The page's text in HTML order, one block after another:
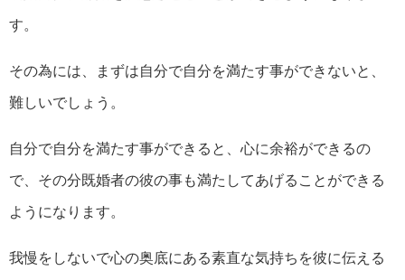
す。
その為には、まずは自分で自分を満たす事ができないと、
難しいでしょう。
自分で自分を満たす事ができると、心に余裕ができるの
で、その分既婚者の彼の事も満たしてあげることができる
ようになります。
我慢をしないで心の奥底にある素直な気持ちを彼に伝える